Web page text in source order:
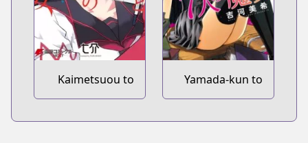
Yamada-kun to
7-nin no Majo
Kaimetsuou to
12-nin no Hoshi